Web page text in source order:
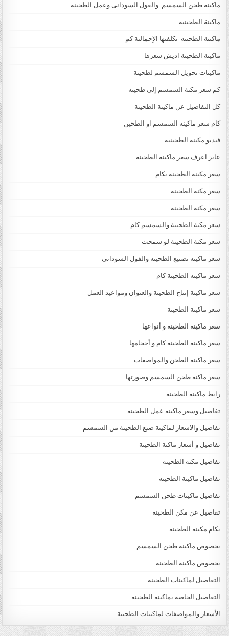
ماكينة طحن السمسم والفول السودانى وعمل الطحينه
ماكينة الطحينيه
ماكينة الطحينه تكلفتها الإجمالية كم
ماكينة الطحينة اديش سعرها
ماكينات تحويل السمسم لطحينة
كم سعر مكنة السمسم إلي طحينه
كل التفاصيل عن ماكينة الطحينة
كام سعر ماكينه السمسم او الطحين
فيديو مكينة الطحينية
عايز اعرف سعر ماكينه الطحينه
سعر مكينه الطحينه بكام
سعر مكنه الطحينه
سعر مكنة الطحينة
سعر مكنة الطحينة والسمسم كام
سعر مكنة الطحينة لو سمحت
سعر ماكينه تصنيع الطحينه والفول السوداني
سعر ماكينه الطحينة كام
سعر ماكينة إنتاج الطحينة والعنوان ومواعيد العمل
سعر ماكينة الطحينة
سعر ماكينة الطحينة و أنواعها
سعر ماكينة الطحينة كام و أحجامها
سعر ماكينة الطحن والمواصفات
سعر ماكنة طحن السمسم وصورتها
رابط ماكينه الطحينه
تفاصيل وسعر ماكينه عمل الطحينه
تفاصيل والاسعار لماكينة صنع الطحينة من السمسم
تفاصيل و أسعار ماكنة الطحينة
تفاصيل مكنه الطحينه
تفاصيل ماكينة الطحينه
تفاصيل ماكينات طحن السمسم
تفاصيل عن مكن الطحينه
بكام مكينه الطحينة
بخصوص ماكينة طحن السمسم
بخصوص ماكينة الطحينة
التفاصيل لماكينات الطحينة
التفاصيل الخاصة بماكينة الطحينة
الأسعار والمواصفات لماكينات الطحينة